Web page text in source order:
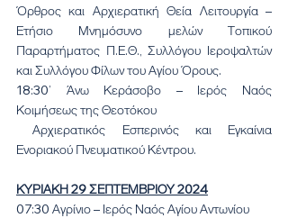
Όρθρος και Αρχιερατική Θεία Λειτουργία –
Ετήσιο Μνημόσυνο μελών Τοπικού
Παραρτήματος Π.Ε.Θ., Συλλόγου Ιεροψαλτών
και Συλλόγου Φίλων του Αγίου Όρους.
18:30’ Άνω Κεράσοβο – Ιερός Ναός
Κοιμήσεως της Θεοτόκου
Αρχιερατικός Εσπερινός και Εγκαίνια
Ενοριακού Πνευματικού Κέντρου.
ΚΥΡΙΑΚΗ 29 ΣΕΠΤΕΜΒΡΙΟΥ 2024
07:30 Αγρίνιο – Ιερός Ναός Αγίου Αντωνίου